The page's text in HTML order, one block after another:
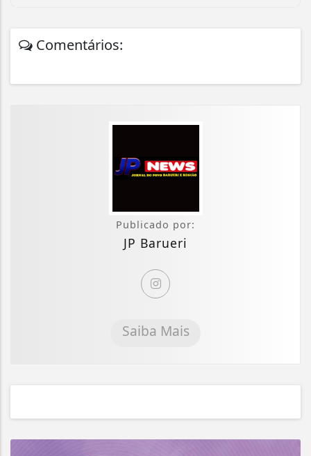
Comentários:
Publicado por:
JP Barueri
Saiba Mais